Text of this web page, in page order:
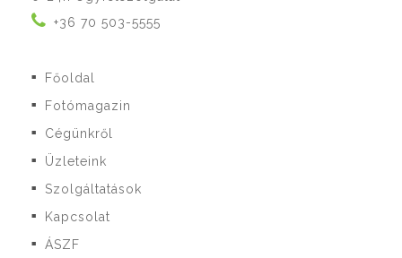
+36 70 503-5555
■ Főoldal
■ Fotómagazin
■ Cégünkről
■ Üzleteink
■ Szolgáltatások
■ Kapcsolat
■ ÁSZF